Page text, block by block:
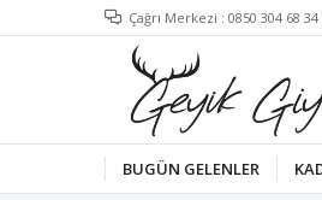
Çağrı Merkezi : 0850 304 68 34
BUGÜN GELENLER